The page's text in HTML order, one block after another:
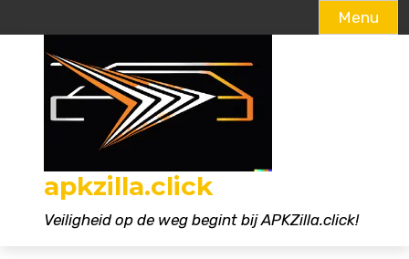
Menu
apkzilla.click
Veiligheid op de weg begint bij APKZilla.click!